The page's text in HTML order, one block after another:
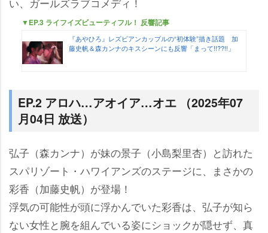
▼EP.3 ライフイズビューティフル！ 反響記事
『あやひろ』レズビアンカップルの“初体験”描き話題 加
藤史帆＆森カンナのキスシーンにも反響「まって!!??!!」
EP.2 アロハ…アオイア…オエ （2025年07
月04日 放送）
弘子（森カンナ）が妹の景子（小島梨里杏）と訪れた
スパリゾート・ハワイアンズのステージに、まさかの
彩香（加藤史帆）が登場！
浮気の可能性が頭に浮かんでいた彩香は、弘子が知ら
ない女性と腕を組んでいる姿にショックが隠せず、真